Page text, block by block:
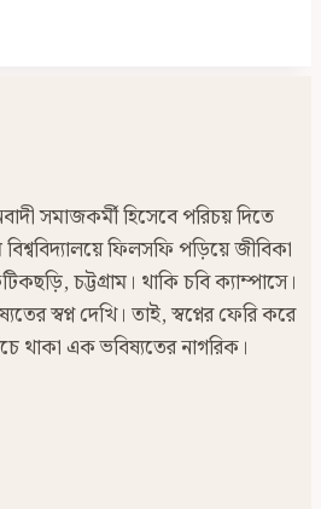
সমাজকর্মী হিসেবে পরিচয় দিতে
বিশ্ববিদ্যালয়ে ফিলসফি পড়িয়ে জীবিকা
চট্টগ্রাম। থাকি চবি ক্যাম্পাসে।
স্বপ্ন দেখি। তাই, স্বপ্নের ফেরি করে
থাকা এক ভবিষ্যতের নাগরিক।